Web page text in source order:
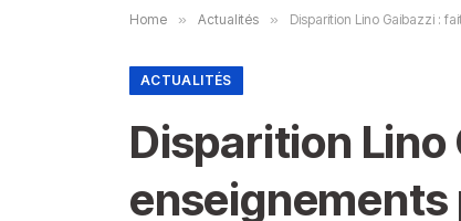
Home » Actualités » Disparition Lino Gaibazzi :
ACTUALITÉS
Disparition